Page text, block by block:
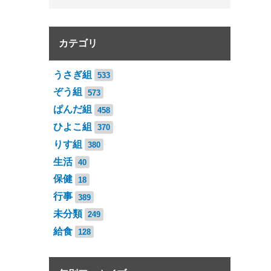
カテゴリ
うさぎ組 533
ぞう組 573
ぱんだ組 458
ひよこ組 370
りす組 380
生活 40
保健 18
行事 389
未分類 249
給食 128